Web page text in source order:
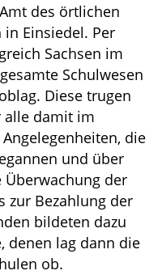
des örtlichen
Einsiedel. Per
Sachsen im
Schulwesen
Diese trugen
alle damit im
die
und über
der
zur Bezahlung der
bildeten dazu
denen lag dann die
ob.